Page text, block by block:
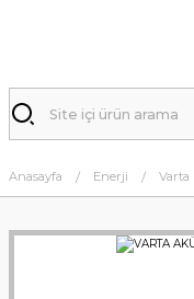
Anasayfa Enerji Varta